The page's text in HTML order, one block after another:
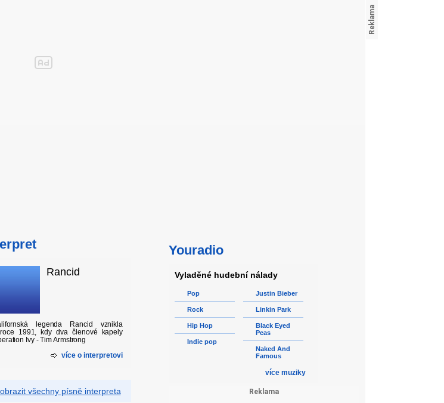
Rancid
legenda Rancid vznikla
1991, kdy dva členové kapely
Ivy - Tim Armstrong
více o interpretovi
všechny písně interpreta
Youradio
Vyladěné hudební nálady
Pop
Rock
Hip Hop
Indie pop
Justin Bieber
Linkin Park
Black Eyed
Peas
Naked And
Famous
více muziky